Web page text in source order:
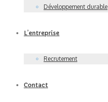
Développement durable
L’entreprise
Recrutement
Contact